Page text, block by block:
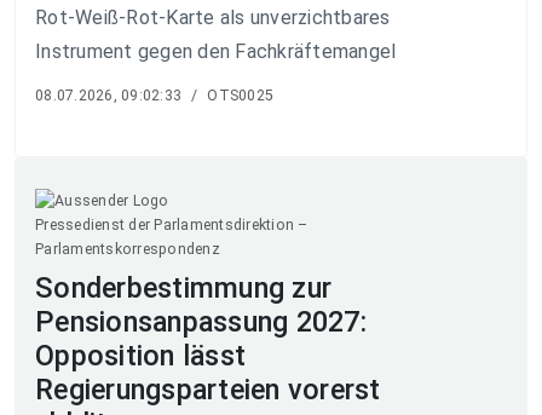
Rot-Weiß-Rot-Karte als unverzichtbares
Instrument gegen den Fachkräftemangel
08.07.2026, 09:02:33 / OTS0025
Pressedienst der Parlamentsdirektion –
Parlamentskorrespondenz
Sonderbestimmung zur
Pensionsanpassung 2027:
Opposition lässt
Regierungsparteien vorerst